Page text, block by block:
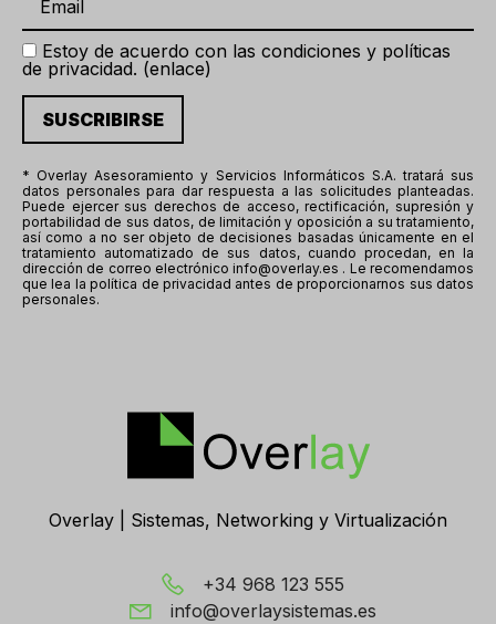
Estoy de acuerdo con las condiciones y políticas
de privacidad. (enlace)
* Overlay Asesoramiento y Servicios Informáticos S.A. tratará sus
datos personales para dar respuesta a las solicitudes planteadas.
Puede ejercer sus derechos de acceso, rectificación, supresión y
portabilidad de sus datos, de limitación y oposición a su tratamiento,
así como a no ser objeto de decisiones basadas únicamente en el
tratamiento automatizado de sus datos, cuando procedan, en la
dirección de correo electrónico info@overlay.es . Le recomendamos
que lea la política de privacidad antes de proporcionarnos sus datos
personales.
Overlay | Sistemas, Networking y Virtualización
+34 968 123 555
info@overlaysistemas.es